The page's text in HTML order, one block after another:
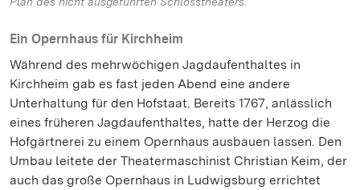
Ein Opernhaus für Kirchheim
Während des mehrwöchigen Jagdaufenthaltes in
Kirchheim gab es fast jeden Abend eine andere
Unterhaltung für den Hofstaat. Bereits 1767, anlässlich
eines früheren Jagdaufenthaltes, hatte der Herzog die
Hofgärtnerei zu einem Opernhaus ausbauen lassen. Den
Umbau leitete der Theatermaschinist Christian Keim, der
auch das große Opernhaus in Ludwigsburg errichtet